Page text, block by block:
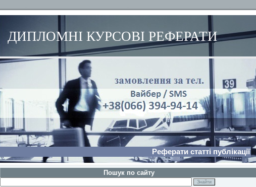
ДИПЛОМНІ КУРСОВІ РЕФЕРАТИ
Реферати статті публікації
Пошук по сайту